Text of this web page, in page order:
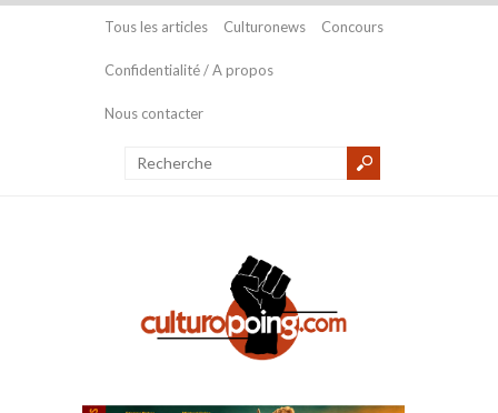
Tous les articles Culturonews Concours
Confidentialité / A propos
Nous contacter